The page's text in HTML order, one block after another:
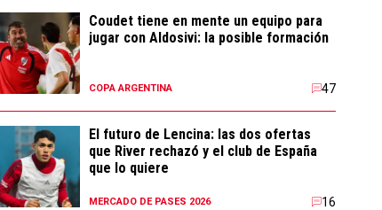
Coudet tiene en mente un equipo para
jugar con Aldosivi: la posible formación
COPA ARGENTINA 47
El futuro de Lencina: las dos ofertas
que River rechazó y el club de España
que lo quiere
MERCADO DE PASES 2026 16